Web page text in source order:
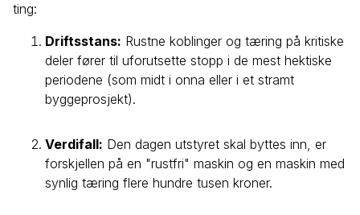
ting:
Driftsstans: Rustne koblinger og tæring på kritiske
deler fører til uforutsette stopp i de mest hektiske
periodene (som midt i onna eller i et stramt
byggeprosjekt).
Verdifall: Den dagen utstyret skal byttes inn, er
forskjellen på en "rustfri" maskin og en maskin med
synlig tæring flere hundre tusen kroner.